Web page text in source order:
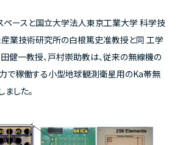
ペースと国立大学法人東京工業大学 科学技
業技術研究所の白根篤史准教授と同 工学
健一教授、戸村崇助教は、従来の無線機の
で稼働する小型地球観測衛星用のKa帯無
した。